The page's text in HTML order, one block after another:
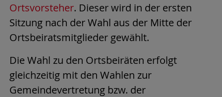
Ortsvorsteher. Dieser wird in der ersten
Sitzung nach der Wahl aus der Mitte der
Ortsbeiratsmitglieder gewählt.
Die Wahl zu den Ortsbeiräten erfolgt
gleichzeitig mit den Wahlen zur
Gemeindevertretung bzw. der